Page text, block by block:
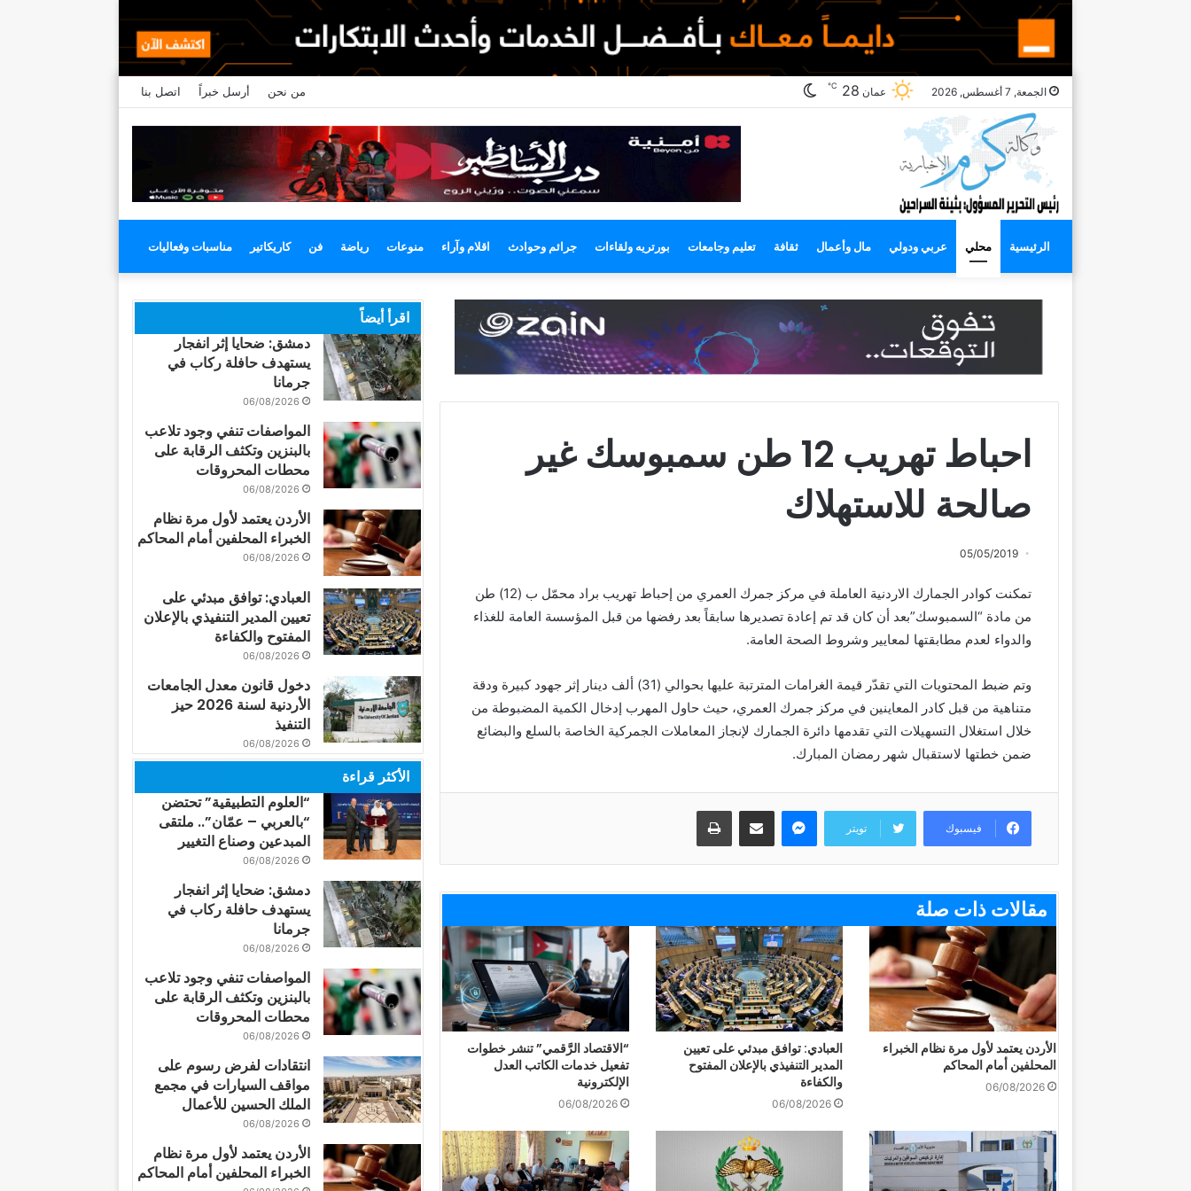
الجمعة, 7 أغسطس, 2026
الوضع
عمان 28
℃ من نحن أرسل خبراً اتصل بنا
الرئيسية محلي عربي ودولي مال وأعمال ثقافة تعليم وجامعات بورتريه ولقاءات جرائم وحوادث اقلام وآراء منوعات رياضة فن كاريكاتير مناسبات وفعاليات
احباط تهريب 12 طن سمبوسك غير
صالحة للاستهلاك
05/05/2019
تمكنت كوادر الجمارك الاردنية العاملة في مركز جمرك العمري من إحباط تهريب براد محمّل ب (12) طن
من مادة “السمبوسك”بعد أن كان قد تم إعادة تصديرها سابقاً بعد رفضها من قبل المؤسسة العامة للغذاء
والدواء لعدم مطابقتها لمعايير وشروط الصحة العامة.
وتم ضبط المحتويات التي تقدّر قيمة الغرامات المترتبة عليها بحوالي (31) ألف دينار إثر جهود كبيرة ودقة
متناهية من قبل كادر المعاينين في مركز جمرك العمري، حيث حاول المهرب إدخال الكمية المضبوطة من
خلال استغلال التسهيلات التي تقدمها دائرة الجمارك لإنجاز المعاملات الجمركية الخاصة بالسلع والبضائع
ضمن خطتها لاستقبال شهر رمضان المبارك.
فيسبوك تويتر
ماسنجر مشاركة عبر البريد طباعة
مقالات ذات صلة
الأردن يعتمد لأول مرة نظام الخبراء
المحلفين أمام المحاكم
06/08/2026
العبادي: توافق مبدئي على تعيين
المدير التنفيذي بالإعلان المفتوح
والكفاءة
06/08/2026
“الاقتصاد الرَّقمي” تنشر خطوات
تفعيل خدمات الكاتب العدل
الإلكترونية
06/08/2026
اقرأ أيضاً
دمشق: ضحايا إثر انفجار
يستهدف حافلة ركاب في
جرمانا
06/08/2026
المواصفات تنفي وجود تلاعب
بالبنزين وتكثف الرقابة على
محطات المحروقات
06/08/2026
الأردن يعتمد لأول مرة نظام
الخبراء المحلفين أمام المحاكم
06/08/2026
العبادي: توافق مبدئي على
تعيين المدير التنفيذي بالإعلان
المفتوح والكفاءة
06/08/2026
دخول قانون معدل الجامعات
الأردنية لسنة 2026 حيز
التنفيذ
06/08/2026
الأكثر قراءة
“العلوم التطبيقية” تحتضن
“بالعربي – عمّان”.. ملتقى
المبدعين وصناع التغيير
06/08/2026
دمشق: ضحايا إثر انفجار
يستهدف حافلة ركاب في
جرمانا
06/08/2026
المواصفات تنفي وجود تلاعب
بالبنزين وتكثف الرقابة على
محطات المحروقات
06/08/2026
انتقادات لفرض رسوم على
مواقف السيارات في مجمع
الملك الحسين للأعمال
06/08/2026
الأردن يعتمد لأول مرة نظام
الخبراء المحلفين أمام المحاكم